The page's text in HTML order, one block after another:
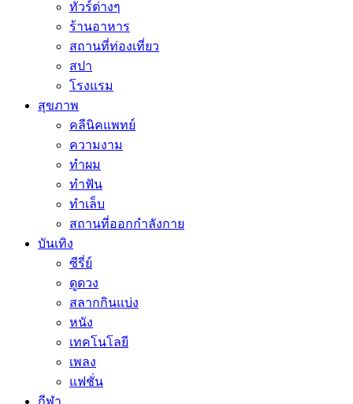
ทัวร์ต่างๆ
ร้านอาหาร
สถานที่ท่องเที่ยว
สปา
โรงแรม
สุขภาพ
คลีนิคแพทย์
ความงาม
ทำผม
ทำฟัน
ทำเล็บ
สถานที่ออกกำลังกาย
บันเทิง
ซีรี่ย์
ดูดวง
สลากกินแบ่ง
หนัง
เทคโนโลยี
เพลง
แฟชั่น
กีฬา